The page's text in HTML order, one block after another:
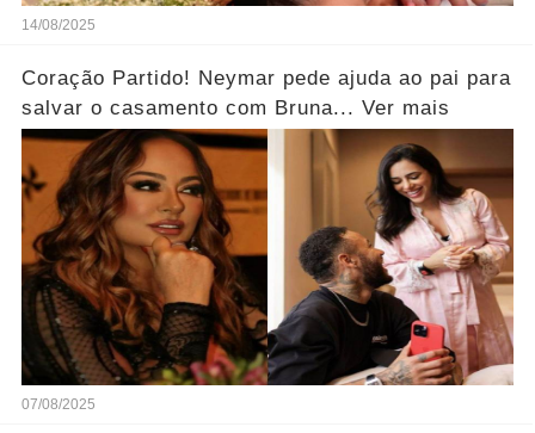
14/08/2025
Coração Partido! Neymar pede ajuda ao pai para
salvar o casamento com Bruna... Ver mais
07/08/2025